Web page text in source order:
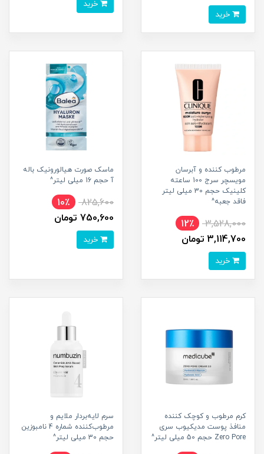
مرطوب کننده و آبرسان
مویسچر سرج 100 ساعته
کلینیک حجم 30 میلی لیتر
فاقد جعبه^
3,528,000
12٪
3,114,700 تومان
ماسک صورت هیالورونیک باله
آ حجم 16 میلی لیتر^
825,600
10٪
750,600 تومان
کرم مرطوب و کوچک کننده
منافذ پوست مدیکیوب سری
Zero Pore حجم 50 میلی لیتر^
سرم لایه‌بردار ملایم و
مرطوب‌کننده شماره 4 نامبوزین
حجم 30 میلی لیتر^